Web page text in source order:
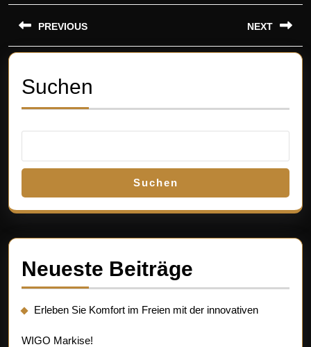
Beitragsnavigation
PREVIOUS
Previous
post:
NEXT
Suchen
Suchen
Neueste Beiträge
Erleben Sie Komfort im Freien mit der innovativen
WIGO Markise!